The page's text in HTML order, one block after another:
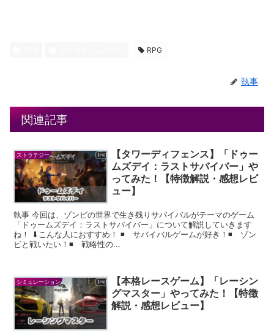
RPG
執事
関連記事
ストラテジー
【タワーディフェンス】「ドゥー
ムズデイ：ラストサバイバー」や
ってみた！【特徴解説・感想レビ
ュー】
執事 今回は、ゾンビの世界で生き残りサバイバルがテーマのゲーム
「ドゥームズデイ：ラストサバイバー」について解説していきます
ね！ ⬇︎こんな人におすすめ！ ◾️ サバイバルゲームが好き！◾️ ゾン
ビと戦いたい！◾️ 戦略性の...
シミュレーション
【本格レースゲーム】「レーシン
グマスター」やってみた！【特徴
解説・感想レビュー】